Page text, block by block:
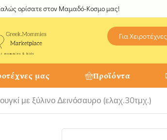
ορίσατε στον Μαμαδό-Κοσμο μας!
Για Χειροτέχνες
μας Προϊόντα
με ξύλινο Δεινόσαυρο (ελαχ.30τμχ.)